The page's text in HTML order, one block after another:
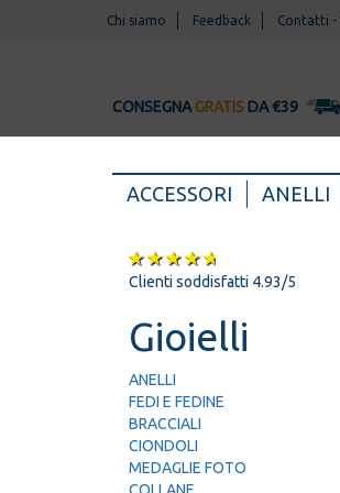
Chi siamo Feedback Contatti -
CONSEGNA GRATIS DA €39
ACCESSORI (CURRENT)
ANELLI
Clienti soddisfatti 4.93/5
Gioielli
ANELLI
FEDI E FEDINE
BRACCIALI
CIONDOLI
MEDAGLIE FOTO
COLLANE